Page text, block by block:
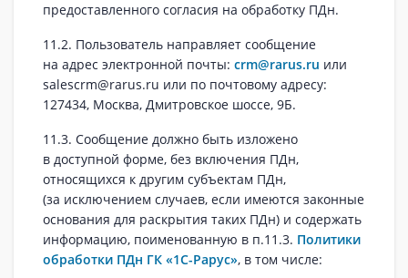
предоставленного согласия на обработку ПДн.
11.2. Пользователь направляет сообщение
на адрес электронной почты: crm@rarus.ru или
salescrm@rarus.ru или по почтовому адресу:
127434, Москва, Дмитровское шоссе, 9Б.
11.3. Сообщение должно быть изложено
в доступной форме, без включения ПДн,
относящихся к другим субъектам ПДн,
(за исключением случаев, если имеются законные
основания для раскрытия таких ПДн) и содержать
информацию, поименованную в п.11.3. Политики
обработки ПДн ГК «1С-Рарус», в том числе: